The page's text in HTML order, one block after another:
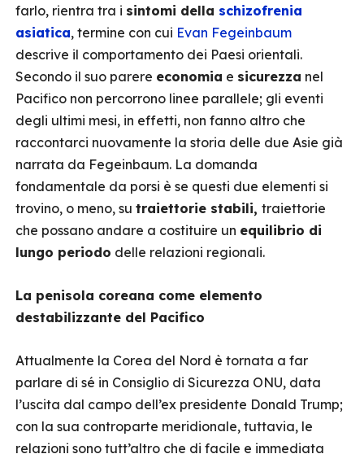
farlo, rientra tra i sintomi della schizofrenia
asiatica, termine con cui Evan Fegeinbaum
descrive il comportamento dei Paesi orientali.
Secondo il suo parere economia e sicurezza nel
Pacifico non percorrono linee parallele; gli eventi
degli ultimi mesi, in effetti, non fanno altro che
raccontarci nuovamente la storia delle due Asie già
narrata da Fegeinbaum. La domanda
fondamentale da porsi è se questi due elementi si
trovino, o meno, su traiettorie stabili, traiettorie
che possano andare a costituire un equilibrio di
lungo periodo delle relazioni regionali.
La penisola coreana come elemento
destabilizzante del Pacifico
Attualmente la Corea del Nord è tornata a far
parlare di sé in Consiglio di Sicurezza ONU, data
l’uscita dal campo dell’ex presidente Donald Trump;
con la sua controparte meridionale, tuttavia, le
relazioni sono tutt’altro che di facile e immediata